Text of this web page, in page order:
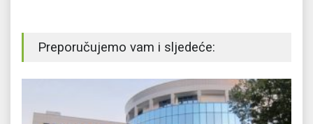
Preporučujemo vam i sljedeće: